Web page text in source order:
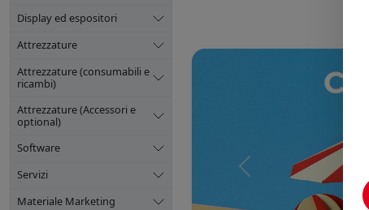
Display ed espositori
Attrezzature
Attrezzature (consumabili e
ricambi)
Attrezzature (Accessori e
optional)
Software
Servizi
Materiale Marketing
Precedente